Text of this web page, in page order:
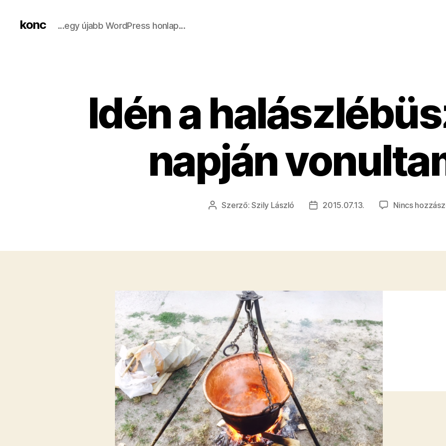
konc ...egy újabb WordPress honlap...
Idén a
napján
Bejegyzés
Szerző:Szily László
Bejegyzés
2015.07.13. Nincs